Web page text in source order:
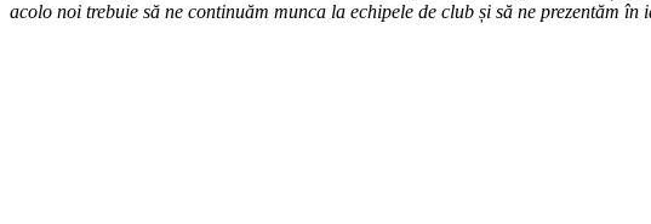
acolo noi trebuie să ne continuăm munca la echipele de club și să ne prezentăm